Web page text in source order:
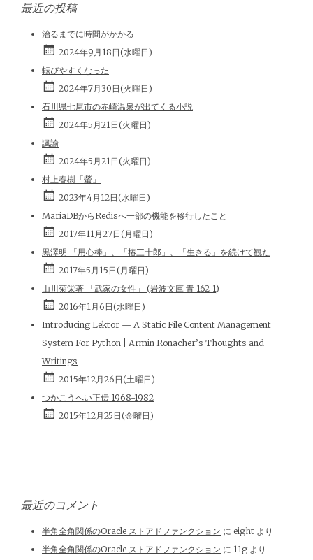
最近の投稿
治るまでに時間がかかる
2024年9月18日(水曜日)
転びやすくなった
2024年7月30日(火曜日)
石川県七尾市の赤崎温泉が出てくる小説
2024年5月21日(火曜日)
諷諭
2024年5月21日(火曜日)
村上春樹「螢」
2023年4月12日(水曜日)
MariaDBからRedisへ一部の機能を移行したこと
2017年11月27日(月曜日)
黒澤明 「用心棒」、「椿三十郎」、「生きる」を続けて観た
2017年5月15日(月曜日)
山川菊栄著 「武家の女性」 (岩波文庫 青 162-1)
2016年1月6日(水曜日)
Introducing Lektor — A Static File Content Management
System For Python | Armin Ronacher’s Thoughts and
Writings
2015年12月26日(土曜日)
つかこうへい正伝 1968-1982
2015年12月25日(金曜日)
最近のコメント
半角全角関係のOracle ストアドファンクション に eight より
半角全角関係のOracle ストアドファンクション に 11g より